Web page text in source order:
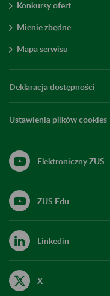
Konkursy ofert
Mienie zbędne
Mapa serwisu
Deklaracja dostępności
Ustawienia plików cookies
Elektroniczny ZUS
ZUS Edu
Linkedin
X